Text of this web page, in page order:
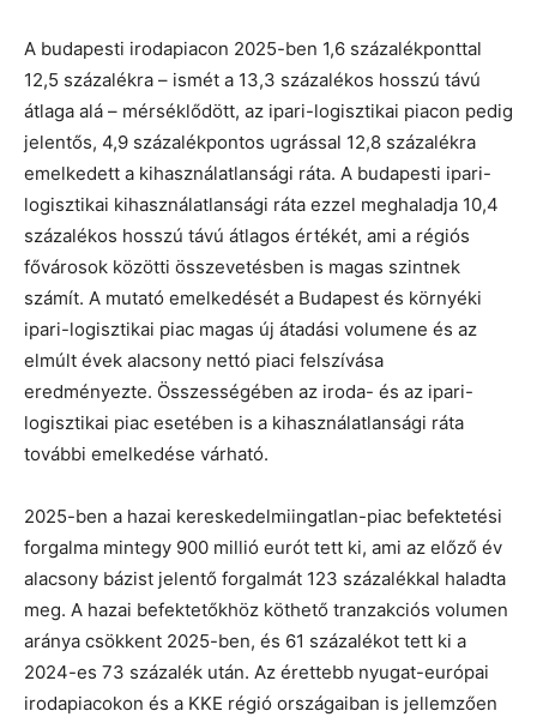
A budapesti irodapiacon 2025-ben 1,6 százalékponttal
12,5 százalékra – ismét a 13,3 százalékos hosszú távú
átlaga alá – mérséklődött, az ipari-logisztikai piacon pedig
jelentős, 4,9 százalékpontos ugrással 12,8 százalékra
emelkedett a kihasználatlansági ráta. A budapesti ipari-
logisztikai kihasználatlansági ráta ezzel meghaladja 10,4
százalékos hosszú távú átlagos értékét, ami a régiós
fővárosok közötti összevetésben is magas szintnek
számít. A mutató emelkedését a Budapest és környéki
ipari-logisztikai piac magas új átadási volumene és az
elmúlt évek alacsony nettó piaci felszívása
eredményezte. Összességében az iroda- és az ipari-
logisztikai piac esetében is a kihasználatlansági ráta
további emelkedése várható.
2025-ben a hazai kereskedelmiingatlan-piac befektetési
forgalma mintegy 900 millió eurót tett ki, ami az előző év
alacsony bázist jelentő forgalmát 123 százalékkal haladta
meg. A hazai befektetőkhöz köthető tranzakciós volumen
aránya csökkent 2025-ben, és 61 százalékot tett ki a
2024-es 73 százalék után. Az érettebb nyugat-európai
irodapiacokon és a KKE régió országaiban is jellemzően